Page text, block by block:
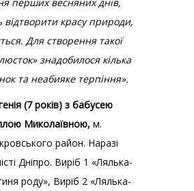
красу природи,
Для створення такої
знадобилося кілька
та неабияке терпіння».
(7 років) з бабусею
Миколаївною, м.
район. Наразі
Дніпро. Виріб 1 «Лялька-
роду», Виріб 2 «Лялька-